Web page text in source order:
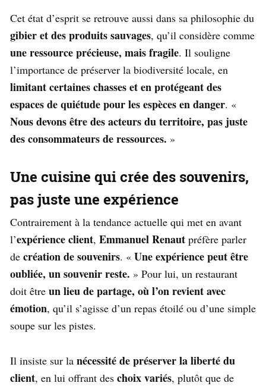
Cet état d’esprit se retrouve aussi dans sa philosophie du
gibier et des produits sauvages, qu’il considère comme
une ressource précieuse, mais fragile. Il souligne
l’importance de préserver la biodiversité locale, en
limitant certaines chasses et en protégeant des
espaces de quiétude pour les espèces en danger. «
Nous devons être des acteurs du territoire, pas juste
des consommateurs de ressources. »
Une cuisine qui crée des souvenirs,
pas juste une expérience
Contrairement à la tendance actuelle qui met en avant
l’expérience client, Emmanuel Renaut préfère parler
de création de souvenirs. « Une expérience peut être
oubliée, un souvenir reste. » Pour lui, un restaurant
doit être un lieu de partage, où l’on revient avec
émotion, qu’il s’agisse d’un repas étoilé ou d’une simple
soupe sur les pistes.
Il insiste sur la nécessité de préserver la liberté du
client, en lui offrant des choix variés, plutôt que de